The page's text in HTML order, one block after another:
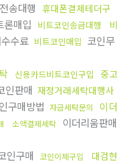
송대행 휴대폰결제테더구
론매입 비트코인송금대행
비
수료 비트코인매입 코인무
신용카드비트코인구입
중고
인판매 재정거래세탁대행사
구매방법 자금세탁문의
이더
소액결제세탁 이더리움판매
인구매 코인이체구입
대검현